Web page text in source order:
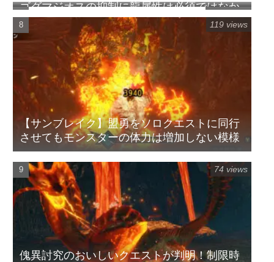
ゴグマジオスの抑制に龍属性は必須ではなか
ったらしい【ワイルズ】
【サンブレイク】盟勇をソロクエストに同行
させてもモンスターの体力は増加しない模様
119 views
傀異討究のおいしいクエストが判明！制限時
74 views